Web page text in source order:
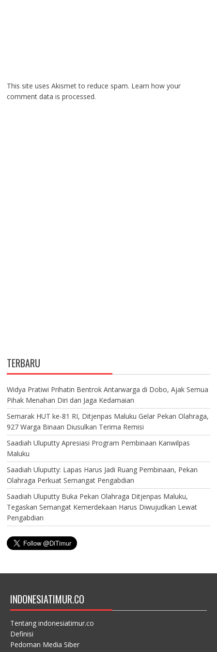
This site uses Akismet to reduce spam. Learn how your
comment data is processed.
TERBARU
Widya Pratiwi Prihatin Bentrok Antarwarga di Dobo, Ajak Semua
Pihak Menahan Diri dan Jaga Kedamaian
Semarak HUT ke-81 RI, Ditjenpas Maluku Gelar Pekan Olahraga,
927 Warga Binaan Diusulkan Terima Remisi
Saadiah Uluputty Apresiasi Program Pembinaan Kanwilpas
Maluku
Saadiah Uluputty: Lapas Harus Jadi Ruang Pembinaan, Pekan
Olahraga Perkuat Semangat Pengabdian
Saadiah Uluputty Buka Pekan Olahraga Ditjenpas Maluku,
Tegaskan Semangat Kemerdekaan Harus Diwujudkan Lewat
Pengabdian
INDONESIATIMUR.CO
Tentang indonesiatimur.co
Definisi
Pedoman Media Siber